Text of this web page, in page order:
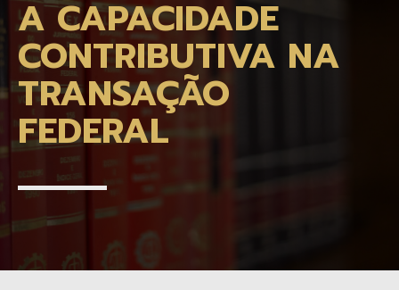
A CAPACIDADE
CONTRIBUTIVA NA
TRANSAÇÃO
FEDERAL